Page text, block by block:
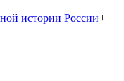
истории России+